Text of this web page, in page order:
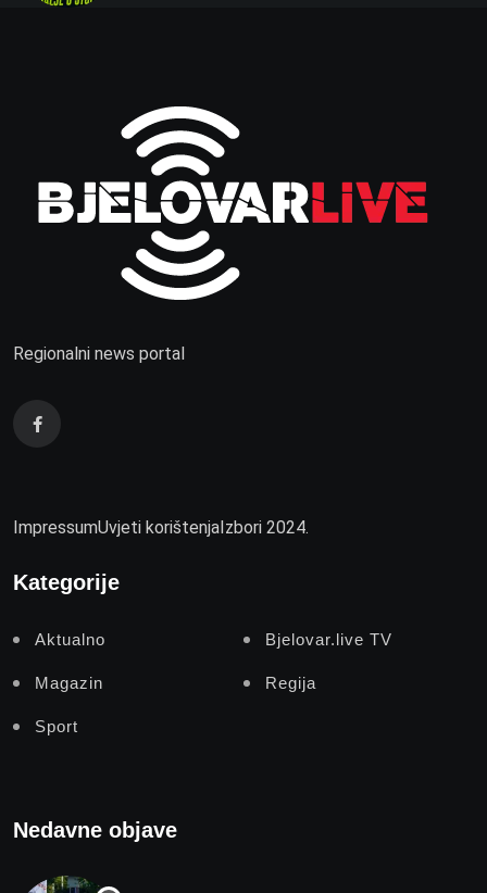
Regionalni news portal
ImpressumUvjeti korištenja Izbori 2024.
Kategorije
Aktualno Bjelovar.live TV
Magazin Regija
Sport
Nedavne objave